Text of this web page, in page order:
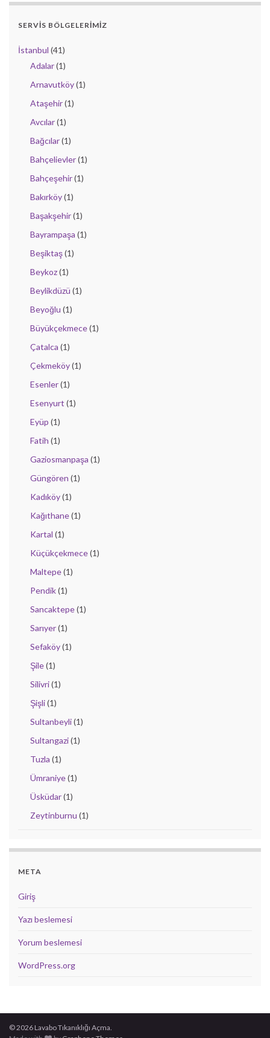
SERVIS BÖLGELERIMIZ
İstanbul (41)
Adalar(1)
Arnavutköy(1)
Ataşehir(1)
Avcılar(1)
Bağcılar(1)
Bahçelievler(1)
Bahçeşehir(1)
Bakırköy(1)
Başakşehir(1)
Bayrampaşa (1)
Beşiktaş(1)
Beykoz(1)
Beylikdüzü (1)
Beyoğlu (1)
Büyükçekmece(1)
Çatalca (1)
Çekmeköy(1)
Esenler(1)
Esenyurt (1)
Eyüp (1)
Fatih (1)
Gaziosmanpaşa (1)
Güngören (1)
Kadıköy(1)
Kağıthane(1)
Kartal (1)
Küçükçekmece(1)
Maltepe(1)
Pendik(1)
Sancaktepe(1)
Sarıyer(1)
Sefaköy(1)
Şile(1)
Silivri(1)
Şişli(1)
Sultanbeyli(1)
Sultangazi(1)
Tuzla (1)
Ümraniye(1)
Üsküdar(1)
Zeytinburnu (1)
META
Giriş
Yazı beslemesi
Yorum beslemesi
WordPress.org
© 2026 Lavabo Tıkanıklığı Açma.